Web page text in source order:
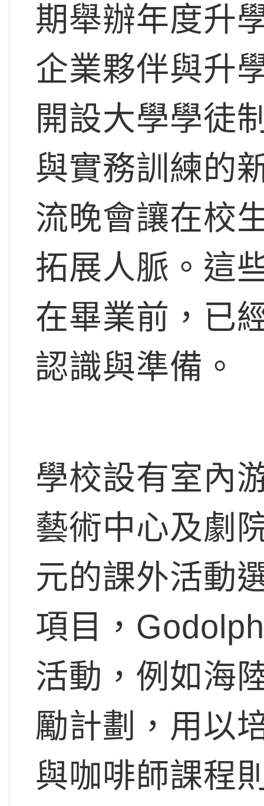
期舉辦年度升
企業夥伴與升
開設大學學徒
與實務訓練的
流晚會讓在校
拓展人脈。這
在畢業前，已
認識與準備。
學校設有室內
藝術中心及劇
元的課外活動
項目，
活動，例如海
勵計劃，用以
與咖啡師課程